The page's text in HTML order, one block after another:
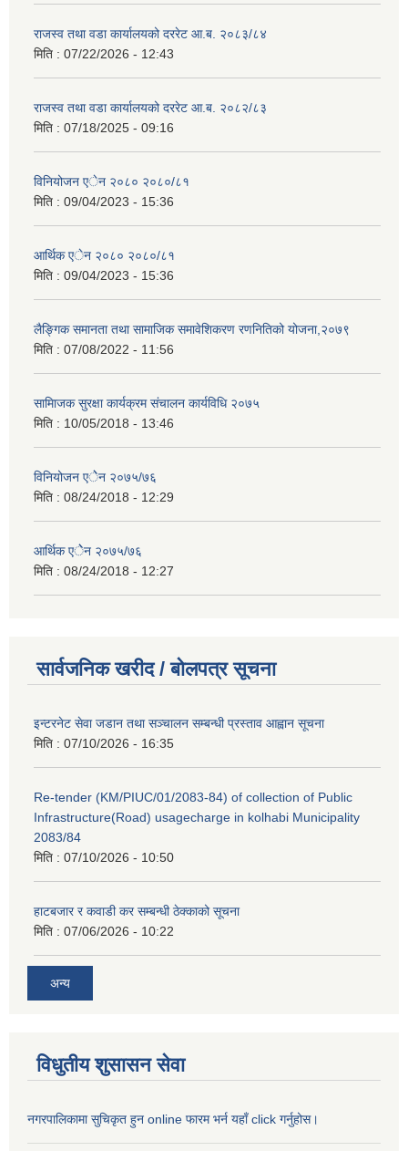
राजस्व तथा वडा कार्यालयको दररेट आ.ब. २०८३/८४
मिति : 07/22/2026 - 12:43
राजस्व तथा वडा कार्यालयको दररेट आ.ब. २०८२/८३
मिति : 07/18/2025 - 09:16
विनियोजन एेन २०८० २०८०/८१
मिति : 09/04/2023 - 15:36
आर्थिक एेन २०८० २०८०/८१
मिति : 09/04/2023 - 15:36
लैङ्गिक समानता तथा सामाजिक समावेशिकरण रणनितिको योजना,२०७९
मिति : 07/08/2022 - 11:56
सामािजक सुरक्षा कार्यक्रम संचालन कार्यविधि २०७५
मिति : 10/05/2018 - 13:46
विनियोजन एेेन २०७५/७६
मिति : 08/24/2018 - 12:29
आर्थिक एेेन २०७५/७६
मिति : 08/24/2018 - 12:27
सार्वजनिक खरीद / बोलपत्र सूचना
इन्टरनेट सेवा जडान तथा सञ्चालन सम्बन्धी प्रस्ताव आह्वान सूचना
मिति : 07/10/2026 - 16:35
Re-tender (KM/PIUC/01/2083-84) of collection of Public
Infrastructure(Road) usagecharge in kolhabi Municipality
2083/84
मिति : 07/10/2026 - 10:50
हाटबजार र कवाडी कर सम्बन्धी ठेक्काको सूचना
मिति : 07/06/2026 - 10:22
अन्य
विधुतीय शुसासन सेवा
नगरपालिकामा सुचिकृत हुन online फारम भर्न यहाँ click गर्नुहोस।